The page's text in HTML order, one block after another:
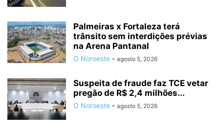
Palmeiras x Fortaleza terá
trânsito sem interdições prévias
na Arena Pantanal
O Noroeste - agosto 5, 2026
Suspeita de fraude faz TCE vetar
pregão de R$ 2,4 milhões...
O Noroeste - agosto 5, 2026